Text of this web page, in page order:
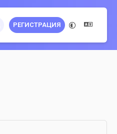
РЕГИСТРАЦИЯ